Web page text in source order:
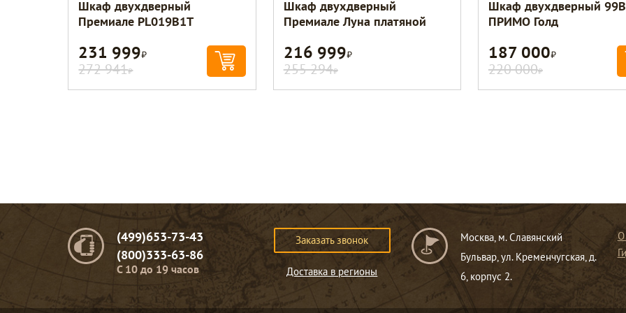
Шкаф двухдверный
Премиале PL019B1T
231 999Р
272 941Р
Шкаф двухдверный
Премиале Луна платяной
216 999Р
255 294Р
Шкаф двухдверный 99B
ПРИМО Голд
187 000Р
220 000Р
(499)653-73-43
(800)333-63-86
C 10 до 19 часов
Заказать звонок
Доставка в регионы
Москва, м. Славянский
Бульвар, ул. Кременчугская, д.
6, корпус 2.
О